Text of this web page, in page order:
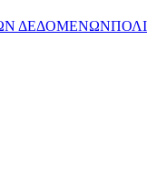
ΔΕΔΟΜΕΝΩΝ